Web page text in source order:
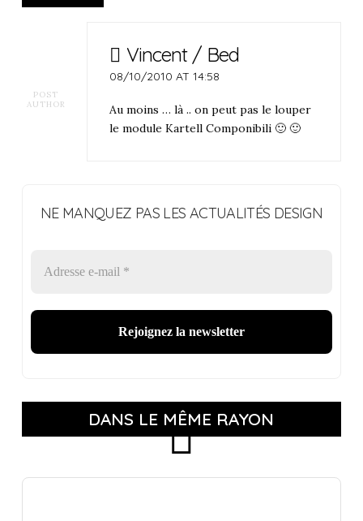
POST
AUTHOR
Vincent / Bed
08/10/2010 AT 14:58
Au moins … là .. on peut pas le louper
le module Kartell Componibili 🙂 🙂
NE MANQUEZ PAS LES ACTUALITÉS DESIGN
DANS LE MÊME RAYON